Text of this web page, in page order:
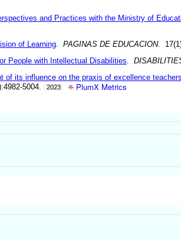
and Practices with the Ministry of
of Learning. PAGINAS DE EDUCACION.
People with Intellectual Disabilities
its influence on the praxis of excellence
5004. 2023 PlumX Metrics